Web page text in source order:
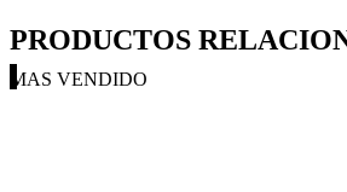
PRODUCTOS
MAS VENDIDO